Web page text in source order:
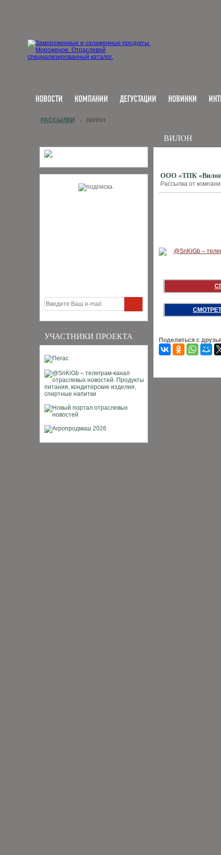
НОВОСТИ КОМПАНИИ ДЕГУСТАЦИИ НОВИНКИ
УЧАСТНИКИ ПРОЕКТА
РАССЫЛКИ › ВИЛОН
ВИЛОН
ООО «ТПК
Рассылка от
Поделиться с